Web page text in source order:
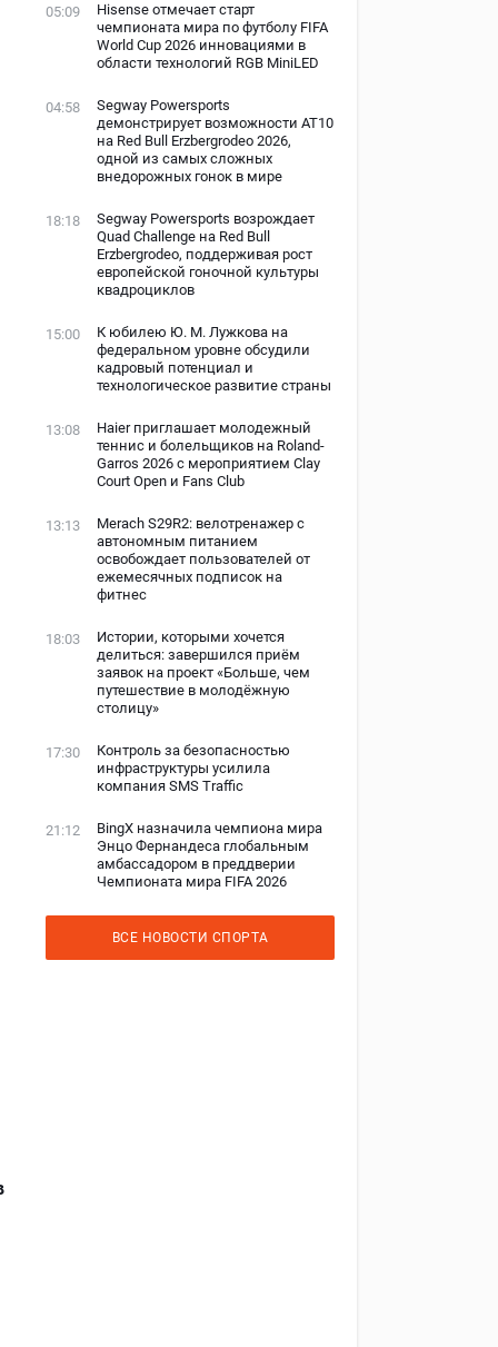
05:09
Hisense отмечает старт
чемпионата мира по футболу FIFA
World Cup 2026 инновациями в
области технологий RGB MiniLED
04:58
Segway Powersports
демонстрирует возможности AT10
на Red Bull Erzbergrodeo 2026,
одной из самых сложных
внедорожных гонок в мире
18:18
Segway Powersports возрождает
Quad Challenge на Red Bull
Erzbergrodeo, поддерживая рост
европейской гоночной культуры
квадроциклов
15:00
К юбилею Ю. М. Лужкова на
федеральном уровне обсудили
кадровый потенциал и
технологическое развитие страны
13:08
Haier приглашает молодежный
теннис и болельщиков на Roland-
Garros 2026 с мероприятием Clay
Court Open и Fans Club
13:13
Merach S29R2: велотренажер с
автономным питанием
освобождает пользователей от
ежемесячных подписок на
фитнес
18:03
Истории, которыми хочется
делиться: завершился приём
заявок на проект «Больше, чем
путешествие в молодёжную
столицу»
17:30
Контроль за безопасностью
инфраструктуры усилила
компания SMS Traffic
21:12
BingX назначила чемпиона мира
Энцо Фернандеса глобальным
амбассадором в преддверии
Чемпионата мира FIFA 2026
ВСЕ НОВОСТИ СПОРТА